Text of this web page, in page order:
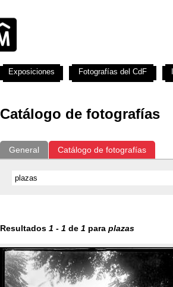
Catálogo de fotografías
General Catálogo de fotografías
Resultados 1 - 1 de 1 para plazas
Exposiciones Fotografías del CdF